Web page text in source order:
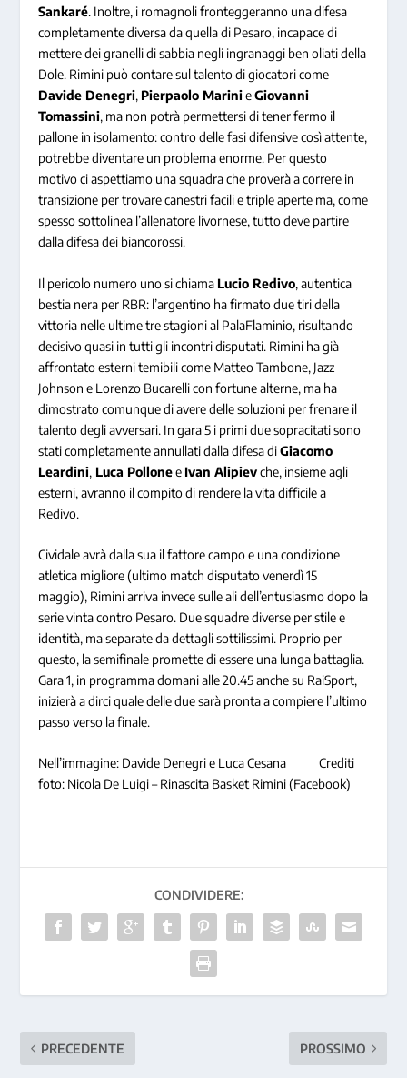
Sankaré. Inoltre, i romagnoli fronteggeranno una difesa
completamente diversa da quella di Pesaro, incapace di
mettere dei granelli di sabbia negli ingranaggi ben oliati della
Dole. Rimini può contare sul talento di giocatori come
Davide Denegri, Pierpaolo MarinieGiovanni
Tomassini, ma non potrà permettersi di tener fermo il
pallone in isolamento: contro delle fasi difensive così attente,
potrebbe diventare un problema enorme. Per questo
motivo ci aspettiamo una squadra che proverà a correre in
transizione per trovare canestri facili e triple aperte ma, come
spesso sottolinea l’allenatore livornese, tutto deve partire
dalla difesa dei biancorossi.
Il pericolo numero uno si chiama Lucio Redivo, autentica
bestia nera per RBR: l’argentino ha firmato due tiri della
vittoria nelle ultime tre stagioni al PalaFlaminio, risultando
decisivo quasi in tutti gli incontri disputati. Rimini ha già
affrontato esterni temibili come Matteo Tambone, Jazz
Johnson e Lorenzo Bucarelli con fortune alterne, ma ha
dimostrato comunque di avere delle soluzioni per frenare il
talento degli avversari. In gara 5 i primi due sopracitati sono
stati completamente annullati dalla difesa diGiacomo
Leardini, Luca Pollonee Ivan Alipievche, insieme agli
esterni, avranno il compito di rendere la vita difficile a
Redivo.
Cividale avrà dalla sua il fattore campo e una condizione
atletica migliore (ultimo match disputato venerdì 15
maggio), Rimini arriva invece sulle ali dell’entusiasmo dopo la
serie vinta contro Pesaro. Due squadre diverse per stile e
identità, ma separate da dettagli sottilissimi. Proprio per
questo, la semifinale promette di essere una lunga battaglia.
Gara 1, in programma domani alle 20.45 anche su RaiSport,
inizierà a dirci quale delle due sarà pronta a compiere l’ultimo
passo verso la finale.
Nell’immagine: Davide Denegri e Luca Cesana Crediti
foto: Nicola De Luigi – Rinascita Basket Rimini (Facebook)
CONDIVIDERE:
PRECEDENTE PROSSIMO